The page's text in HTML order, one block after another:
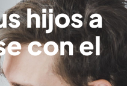
hijos a
con el